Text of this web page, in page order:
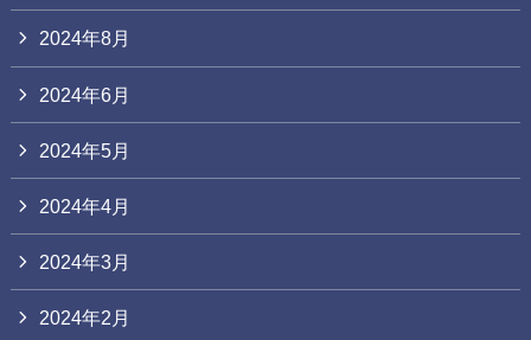
2024年8月
2024年6月
2024年5月
2024年4月
2024年3月
2024年2月